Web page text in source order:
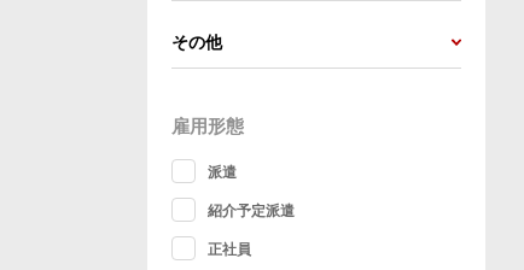
その他
雇用形態
派遣
紹介予定派遣
正社員